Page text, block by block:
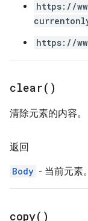
https://
https://
clear( )
清除元素的内容。
返回
Body - 当前元素。
copy( )